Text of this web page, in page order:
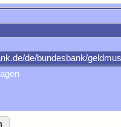
de/bundesbank/